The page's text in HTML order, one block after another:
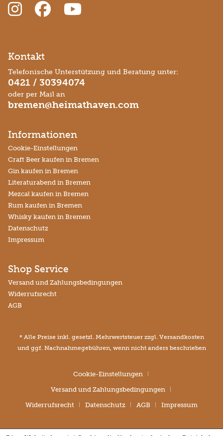
Kontakt
Telefonische Unterstützung und Beratung unter:
0421 / 30394074
oder per Mail an
bremen@heimathaven.com
Informationen
Cookie-Einstellungen
Craft Beer kaufen in Bremen
Gin kaufen in Bremen
Literaturabend in Bremen
Mezcal kaufen in Bremen
Rum kaufen in Bremen
Whisky kaufen in Bremen
Datenschutz
Impressum
Shop Service
Versand und Zahlungsbedingungen
Widerrufsrecht
AGB
* Alle Preise inkl. gesetzl. Mehrwertsteuer zzgl. Versandkosten
und ggf. Nachnahmegebühren, wenn nicht anders beschrieben
Cookie-Einstellungen
Versand und Zahlungsbedingungen
Widerrufsrecht Datenschutz AGB Impressum